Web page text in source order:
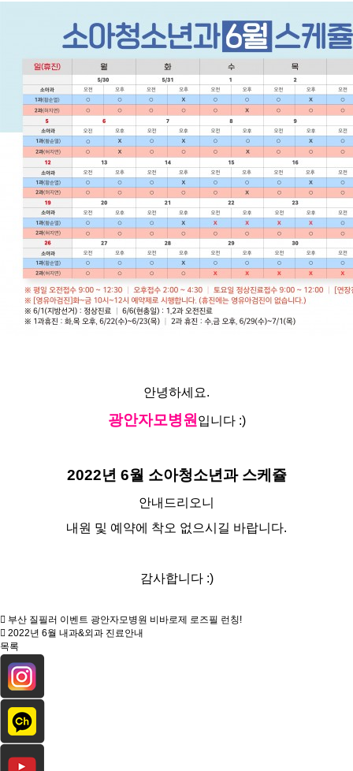
안녕하세요.
광안자모병원 입니다 :)
2022년 6월 소아청소년과 스케쥴
안내드리오니
내원 및 예약에 착오 없으시길 바랍니다.
감사합니다 :)
부산 질필러 이벤트 광안자모병원 비바로제 로즈필 런칭!
2022년 6월 내과&외과 진료안내
목록